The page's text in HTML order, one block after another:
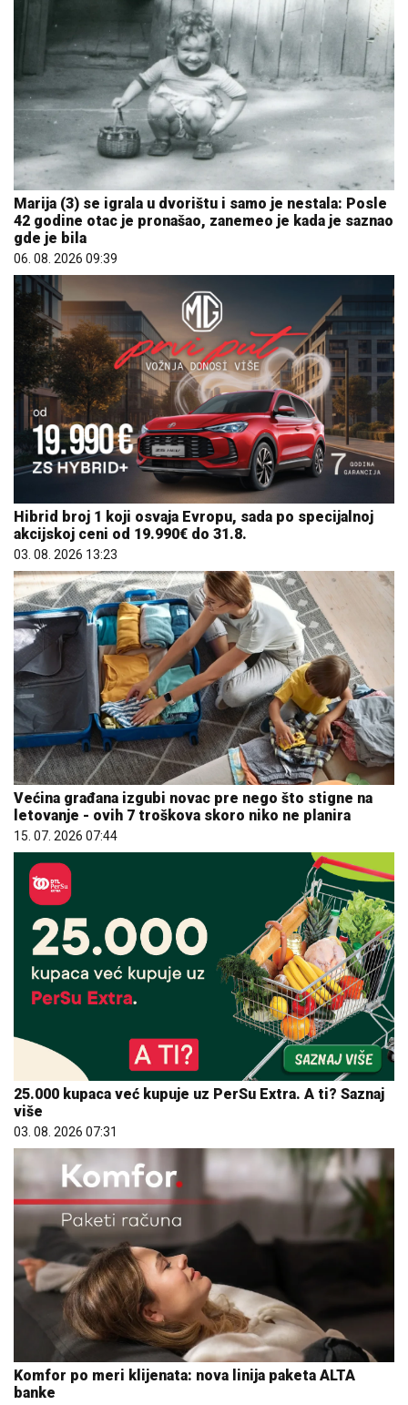
Marija (3) se igrala u dvorištu i samo je nestala: Posle
42 godine otac je pronašao, zanemeo je kada je saznao
gde je bila
06. 08. 2026 09:39
Hibrid broj 1 koji osvaja Evropu, sada po specijalnoj
akcijskoj ceni od 19.990€ do 31.8.
03. 08. 2026 13:23
Većina građana izgubi novac pre nego što stigne na
letovanje - ovih 7 troškova skoro niko ne planira
15. 07. 2026 07:44
25.000 kupaca već kupuje uz PerSu Extra. A ti? Saznaj
više
03. 08. 2026 07:31
Komfor po meri klijenata: nova linija paketa ALTA
banke